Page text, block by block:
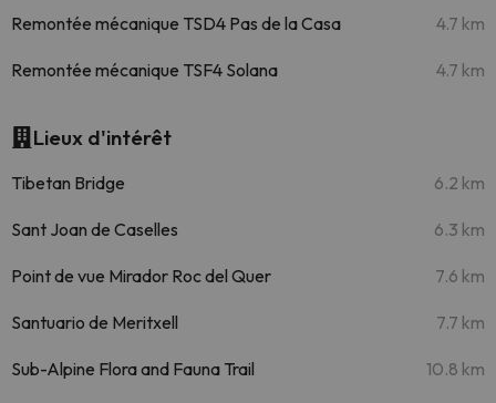
Remontée mécanique TSD4 Pas de la Casa 4.7 km
Remontée mécanique TSF4 Solana 4.7 km
Lieux d'intérêt
Tibetan Bridge 6.2 km
Sant Joan de Caselles 6.3 km
Point de vue Mirador Roc del Quer 7.6 km
Santuario de Meritxell 7.7 km
Sub-Alpine Flora and Fauna Trail 10.8 km